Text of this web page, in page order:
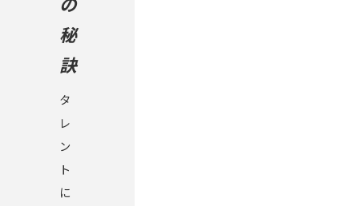
秘
訣
タ
レ
ン
ト
に